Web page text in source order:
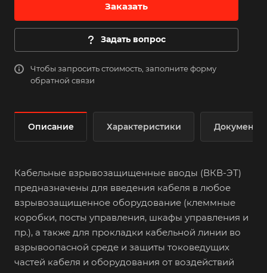
Заказать
Задать вопрос
Чтобы запросить стоимость, заполните форму
обратной связи
Описание Характеристики Документы
Кабельные взрывозащищенные вводы (ВКВ-ЭТ)
предназначены для введения кабеля в любое
взрывозащищенное оборудование (клеммные
коробки, посты управления, шкафы управления и
пр.), а также для прокладки кабельной линии во
взрывоопасной среде и защиты токоведущих
частей кабеля и оборудования от воздействий